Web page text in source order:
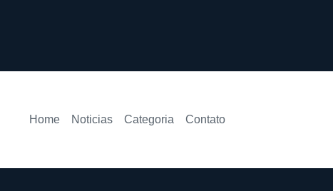
Home Noticias Categoria Contato